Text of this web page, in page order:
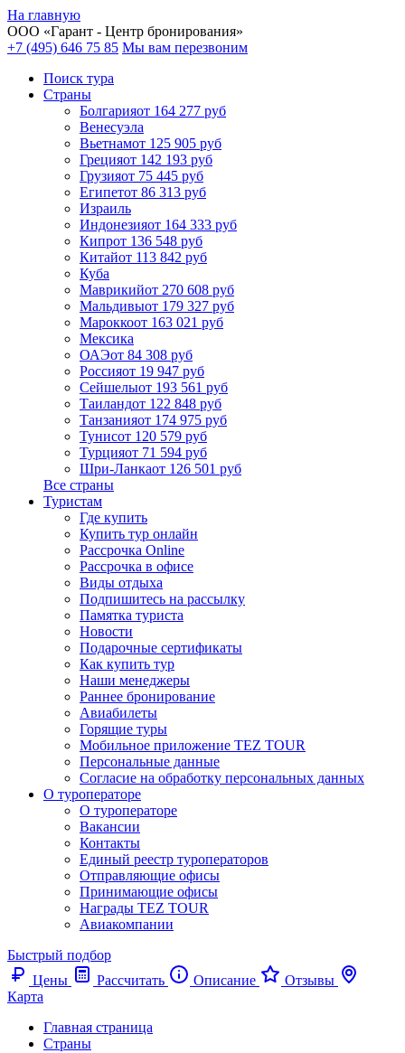
На главную
ООО «Гарант - Центр бронирования»
+7 (495) 646 75 85 Мы вам перезвоним
Поиск тура
Cтраны
Болгарияот 164 277 руб
Венесуэла
Вьетнамот 125 905 руб
Грецияот 142 193 руб
Грузияот 75 445 руб
Египетот 86 313 руб
Израиль
Индонезияот 164 333 руб
Кипрот 136 548 руб
Китайот 113 842 руб
Куба
Маврикийот 270 608 руб
Мальдивыот 179 327 руб
Мароккоот 163 021 руб
Мексика
ОАЭот 84 308 руб
Россияот 19 947 руб
Сейшелыот 193 561 руб
Таиландот 122 848 руб
Танзанияот 174 975 руб
Тунисот 120 579 руб
Турцияот 71 594 руб
Шри-Ланкаот 126 501 руб
Все страны
Туристам
Где купить
Купить тур онлайн
Рассрочка Online
Рассрочка в офисе
Виды отдыха
Подпишитесь на рассылку
Памятка туриста
Новости
Подарочные сертификаты
Как купить тур
Наши менеджеры
Раннее бронирование
Авиабилеты
Горящие туры
Мобильное приложение TEZ TOUR
Персональные данные
Согласие на обработку персональных данных
О туроператоре
О туроператоре
Вакансии
Контакты
Единый реестр туроператоров
Отправляющие офисы
Принимающие офисы
Награды TEZ TOUR
Авиакомпании
Быстрый подбор
Цены
Рассчитать Описание
Отзывы
Карта
Главная страница
Cтраны